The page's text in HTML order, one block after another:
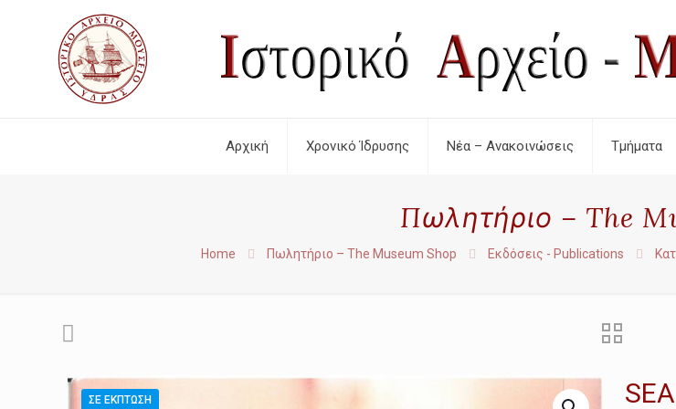
Αρχική Χρονικό Ίδρυσης Νέα – Ανακοινώσεις Τμήματα
Πωλητήριο – The
Home Πωλητήριο – The Museum Shop Εκδόσεις - Publications
ΣΕ ΈΚΠΤΩΣΗ